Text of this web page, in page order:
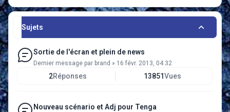
Sujets
Sortie de l'écran et plein de news
Dernier message par brand » 16 févr. 2013, 04:32
2Réponses 13851Vues
Nouveau scénario et Adj pour Tenga